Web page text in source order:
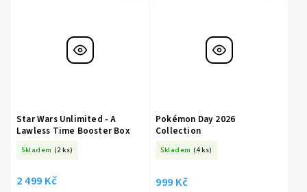
Star Wars Unlimited - A
Lawless Time Booster Box
Skladem (2 ks)
2 499 Kč
Pokémon Day 2026
Collection
Skladem (4 ks)
999 Kč